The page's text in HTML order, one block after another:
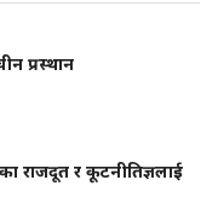
प्रस्थान
राजदूत र कूटनीतिज्ञलाई